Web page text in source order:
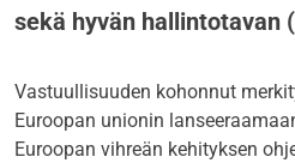
sekä hyvän hallintotavan
Vastuullisuuden kohonnut
Euroopan unionin
Euroopan vihreän kehityksen